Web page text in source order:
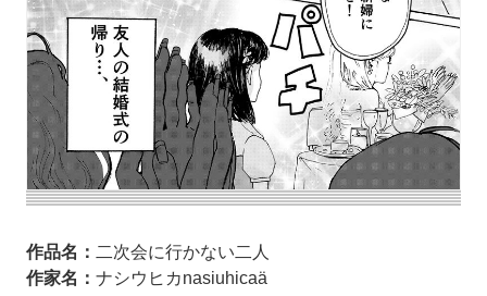
作品名： 二次会に行かない二人
作家名： ナシウヒカnasiuhicaä